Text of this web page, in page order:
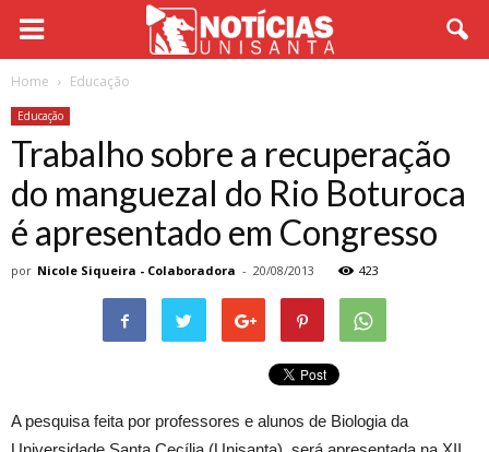
Home Educação
Educação
Trabalho sobre a recuperação
do manguezal do Rio Boturoca
é apresentado em Congresso
por Nicole Siqueira - Colaboradora - 20/08/2013 423
A pesquisa feita por professores e alunos de Biologia da